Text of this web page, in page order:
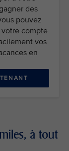
des
pouvez
compte
vos
en
à tout